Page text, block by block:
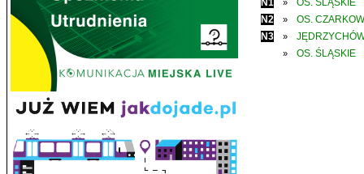
N1
»
OS. ŚLĄSKIE
N2
»
OS.
N3
»
» OS. ŚLĄSKIE